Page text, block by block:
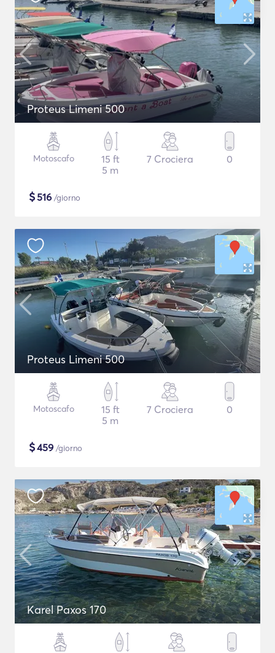
Proteus Limeni 500
Motoscafo
15 ft
5 m
7 Crociera 0
$516 /giorno
Proteus Limeni 500
Motoscafo
15 ft
5 m
7 Crociera 0
$459 /giorno
Karel Paxos 170